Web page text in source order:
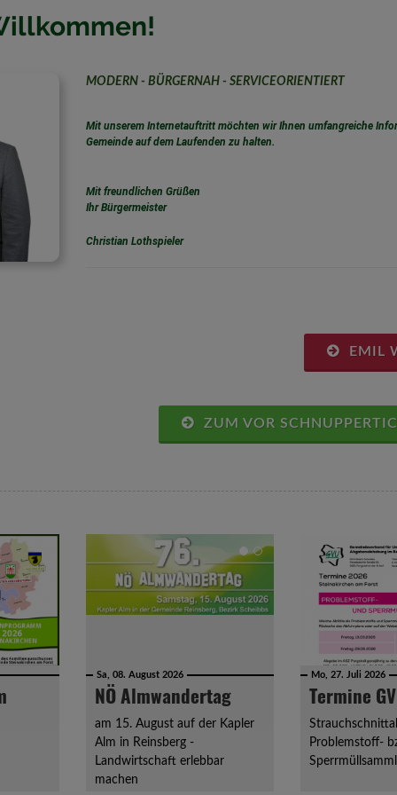
MODERN - BÜRGERNAH - SERVICEORIENTIERT
Mit unserem Internetauftritt möchten wir Ihnen umfangreiche
Gemeinde auf dem Laufenden zu halten.
Mit freundlichen Grüßen
Ihr Bürgermeister
Christian Lothspieler
EMIL
ZUM VOR
Sa, 08. August 2026
NÖ Almwandertag
am 15. August auf der Kapler
Alm in Reinsberg -
Landwirtschaft erlebbar
machen
Mo, 27. Juli 2026
Termine
Problemstoff-